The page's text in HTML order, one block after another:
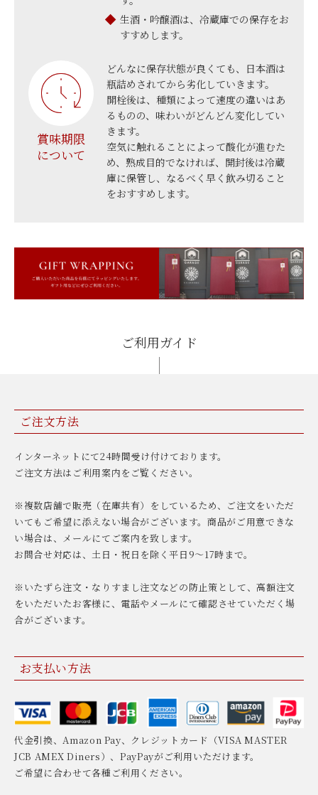
生酒・吟醸酒は、冷蔵庫での保存をお
すすめします。
賞味期限
について
どんなに保存状態が良くても、日本酒は
瓶詰めされてから劣化していきます。
開栓後は、種類によって速度の違いはあ
るものの、味わいがどんどん変化してい
きます。
空気に触れることによって酸化が進むた
め、熟成目的でなければ、開封後は冷蔵
庫に保管し、なるべく早く飲み切ること
をおすすめします。
ご利用ガイド
ご注文方法
インターネットにて24時間受け付けております。
ご注文方法はご利用案内をご覧ください。
※複数店舗で販売（在庫共有）をしているため、ご注文をいただ
いてもご希望に添えない場合がございます。商品がご用意できな
い場合は、メールにてご案内を致します。
お問合せ対応は、土日・祝日を除く平日9〜17時まで。
※いたずら注文・なりすまし注文などの防止策として、高額注文
をいただいたお客様に、電話やメールにて確認させていただく場
合がございます。
お支払い方法
代金引換、Amazon Pay、クレジットカード（VISA MASTER
JCB AMEX Diners）、PayPayがご利用いただけます。
ご希望に合わせて各種ご利用ください。